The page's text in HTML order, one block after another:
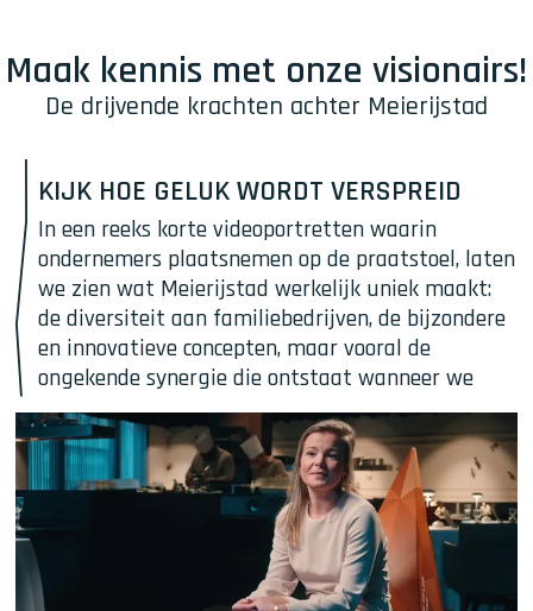
Maak kennis met onze visionairs!
De drijvende krachten achter Meierijstad
KIJK HOE GELUK WORDT VERSPREID
In een reeks korte videoportretten waarin
ondernemers plaatsnemen op de praatstoel, laten
we zien wat Meierijstad werkelijk uniek maakt:
de diversiteit aan familiebedrijven, de bijzondere
en innovatieve concepten, maar vooral de
ongekende synergie die ontstaat wanneer we
samenwerken.
Toegankelijkheid: lees hier
het tekstalternatief van deze video.
k
h
o
e
g
e
l
u
k
w